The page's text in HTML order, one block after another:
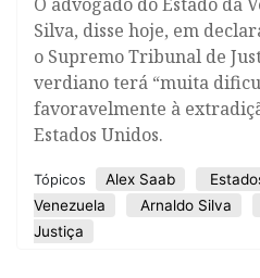
Silva, disse hoje, em
o Supremo Tribunal de
verdiano terá “muita
favoravelmente à
Estados Unidos.
Tópicos Alex Saab
Venezuela
Arnaldo Silva
Justiça